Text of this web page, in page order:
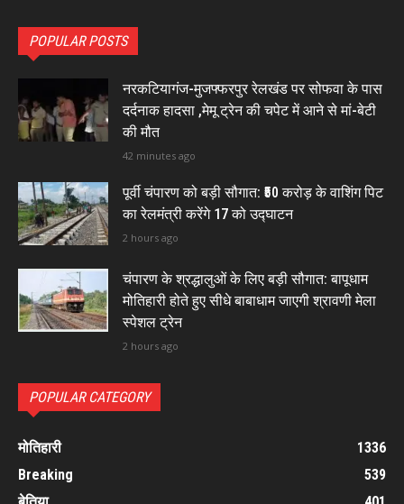
POPULAR POSTS
नरकटियागंज-मुजफ्फरपुर रेलखंड पर सोफवा के पास
दर्दनाक हादसा ,मेमू ट्रेन की चपेट में आने से मां-बेटी
की मौत
42 minutes ago
पूर्वी चंपारण को बड़ी सौगात: ₹50 करोड़ के वाशिंग पिट
का रेलमंत्री करेंगे 17 को उद्घाटन
2 hours ago
चंपारण के श्रद्धालुओं के लिए बड़ी सौगात: बापूधाम
मोतिहारी होते हुए सीधे बाबाधाम जाएगी श्रावणी मेला
स्पेशल ट्रेन
2 hours ago
POPULAR CATEGORY
मोतिहारी
1336
Breaking
539